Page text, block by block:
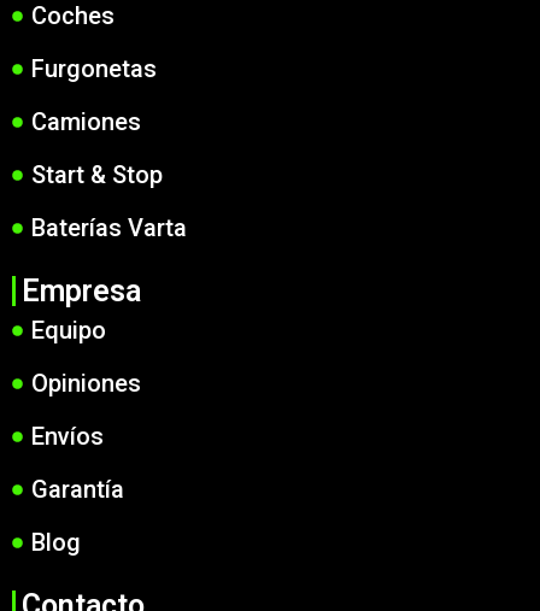
Coches
Furgonetas
Camiones
Start & Stop
Baterías Varta
Empresa
Equipo
Opiniones
Envíos
Garantía
Blog